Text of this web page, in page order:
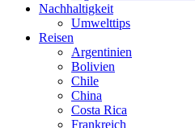
Nachhaltigkeit
Umwelttips
Reisen
Argentinien
Bolivien
Chile
China
Costa Rica
Frankreich